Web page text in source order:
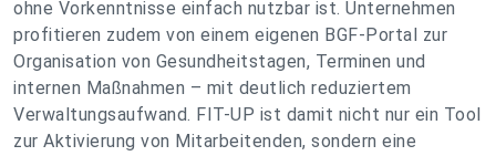
ohne Vorkenntnisse einfach nutzbar ist. Unternehmen
profitieren zudem von einem eigenen BGF-Portal zur
Organisation von Gesundheitstagen, Terminen und
internen Maßnahmen – mit deutlich reduziertem
Verwaltungsaufwand. FIT-UP ist damit nicht nur ein Tool
zur Aktivierung von Mitarbeitenden, sondern eine